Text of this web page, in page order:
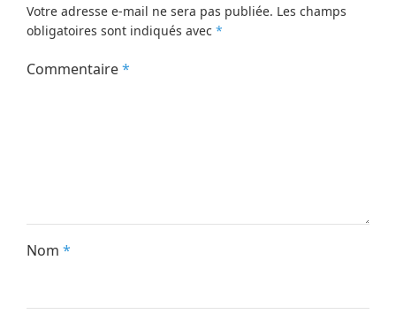
Votre adresse e-mail ne sera pas publiée. Les champs
obligatoires sont indiqués avec *
Commentaire*
Nom *